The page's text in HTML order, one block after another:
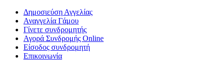
Δημοσιεύση Αγγελίας
Αναγγελία Γάμου
Γίνετε συνδρομητής
Αγορά Συνδρομής Online
Είσοδος συνδρομητή
Επικοινωνία